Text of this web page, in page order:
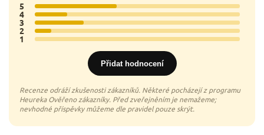
5 5x
4 2x
3 3x
2 1x
1 0x
Přidat hodnocení